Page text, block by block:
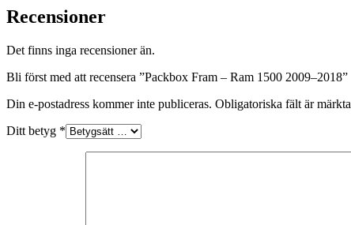
Recensioner
Det finns inga recensioner än.
Bli först med att recensera ”Packbox Fram – Ram 1500 2009–2018”
Din e-postadress kommer inte publiceras. Obligatoriska fält är märkta
Ditt betyg *